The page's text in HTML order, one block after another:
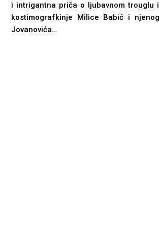
i intrigantna priča o ljubavnom trouglu
kostimografkinje Milice Babić i
Jovanovića…